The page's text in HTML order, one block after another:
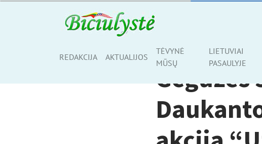
REDAKCIJA AKTUALIJOS
TĖVYNĖ
MŪSŲ
LIETUVIAI
PASAULYJE
AKTUALIJOS
Gegužės
Share